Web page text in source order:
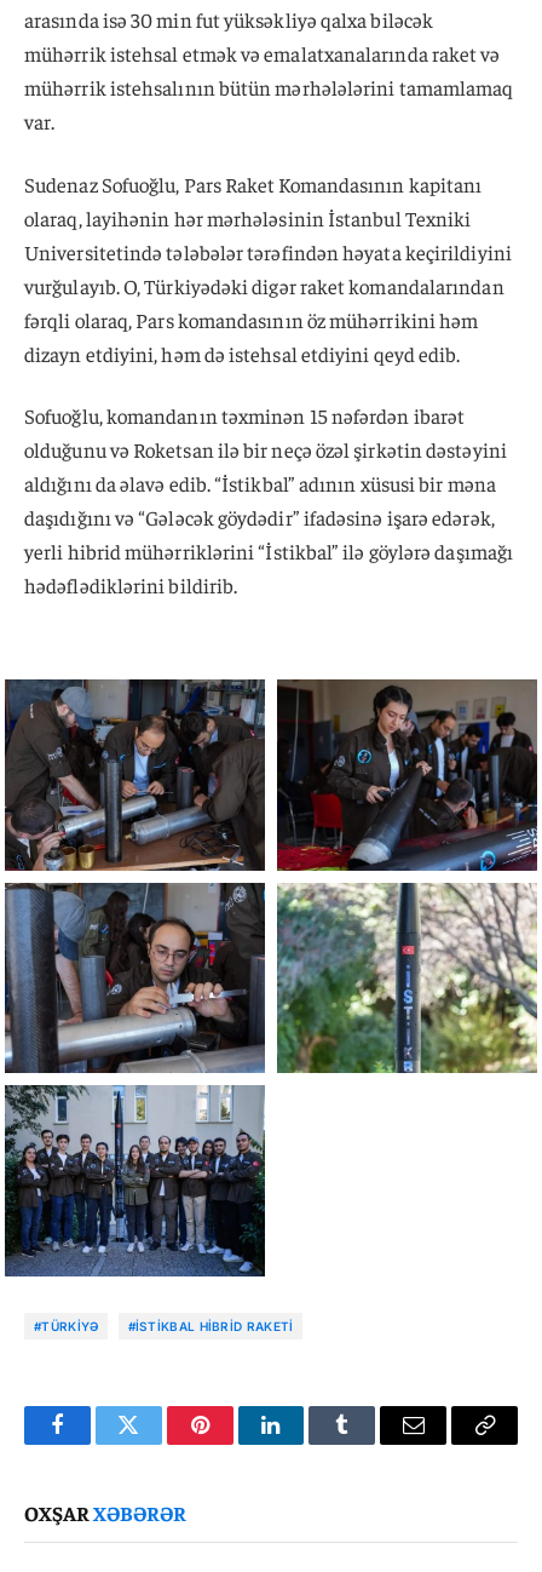
arasında isə 30 min fut yüksəkliyə qalxa biləcək
mühərrik istehsal etmək və emalatxanalarında raket və
mühərrik istehsalının bütün mərhələlərini tamamlamaq
var.
Sudenaz Sofuoğlu, Pars Raket Komandasının kapitanı
olaraq, layihənin hər mərhələsinin İstanbul Texniki
Universitetində tələbələr tərəfindən həyata keçirildiyini
vurğulayıb. O, Türkiyədəki digər raket komandalarından
fərqli olaraq, Pars komandasının öz mühərrikini həm
dizayn etdiyini, həm də istehsal etdiyini qeyd edib.
Sofuoğlu, komandanın təxminən 15 nəfərdən ibarət
olduğunu və Roketsan ilə bir neçə özəl şirkətin dəstəyini
aldığını da əlavə edib. “İstikbal” adının xüsusi bir məna
daşıdığını və “Gələcək göydədir” ifadəsinə işarə edərək,
yerli hibrid mühərriklərini “İstikbal” ilə göylərə daşımağı
hədəflədiklərini bildirib.
#TÜRKIYƏ #İSTIKBAL HIBRID RAKETI
FacebookTwitter PinterestLinkedInTumblr Email
Copy
OXŞARXƏBƏRƏR